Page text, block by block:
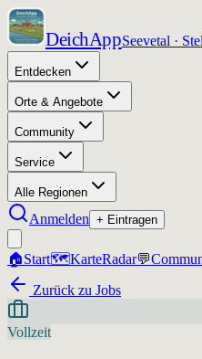
DeichAppSeevetal ·
Entdecken
Orte & Angebote
Community
Service
Alle Regionen
Anmelden + Eintragen
🏠Start🗺️KarteRadar💬
Zurück zu Jobs
Vollzeit